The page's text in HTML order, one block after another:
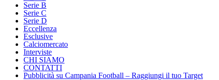
Serie B
Serie C
Serie D
Eccellenza
Esclusive
Calciomercato
Interviste
CHI SIAMO
CONTATTI
Pubblicità su Campania Football – Raggiungi il tuo Target